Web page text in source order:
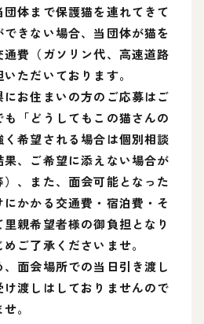
体まで保護猫を連れてきて
きない場合、当団体が猫を
費（ガソリン代、高速道路
ただいております。
お住まいの方のご応募はご
「どうしてもこの猫さんの
希望される場合は個別相談
、ご希望に添えない場合が
、また、面会可能となった
かかる交通費・宿泊費・そ
親希望者様の御負担となり
ご了承くださいませ。
面会場所での当日引き渡し
渡しはしておりませんので
。